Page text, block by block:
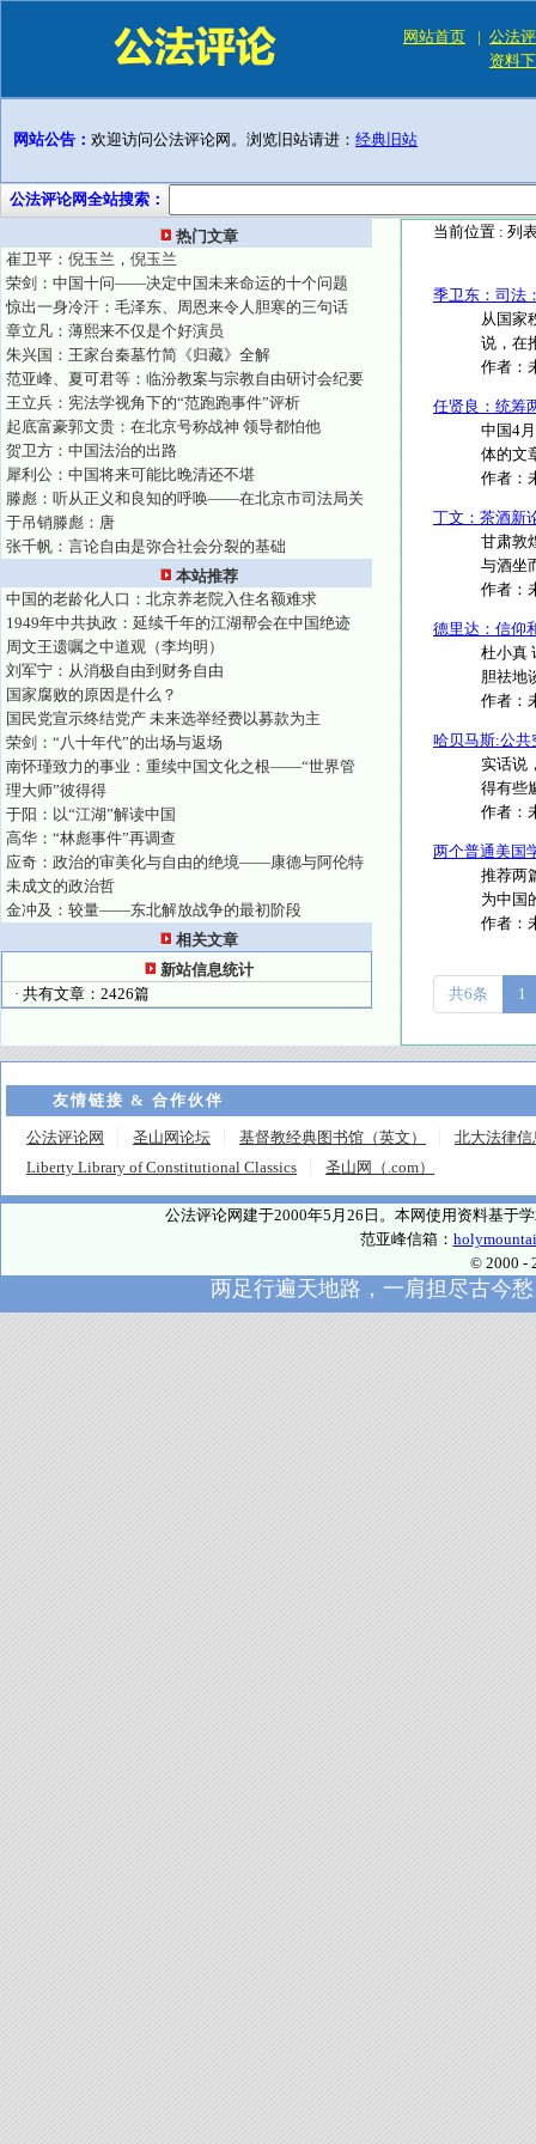
网站首页 | 公法
资料
网站公告： 欢迎访问公法评论网。浏览旧站请进： 经典旧站
公法评论网全站搜索：
热门文章
崔卫平：倪玉兰，倪玉兰
荣剑：中国十问——决定中国未来命运的十个问题
惊出一身冷汗：毛泽东、周恩来令人胆寒的三句话
章立凡：薄熙来不仅是个好演员
朱兴国：王家台秦墓竹简《归藏》全解
范亚峰、夏可君等：临汾教案与宗教自由研讨会纪要
王立兵：宪法学视角下的“范跑跑事件”评析
起底富豪郭文贵：在北京号称战神 领导都怕他
贺卫方：中国法治的出路
犀利公：中国将来可能比晚清还不堪
滕彪：听从正义和良知的呼唤——在北京市司法局关
于吊销滕彪：唐
张千帆：言论自由是弥合社会分裂的基础
本站推荐
中国的老龄化人口：北京养老院入住名额难求
1949年中共执政：延续千年的江湖帮会在中国绝迹
周文王遗嘱之中道观（李均明）
刘军宁：从消极自由到财务自由
国家腐败的原因是什么？
国民党宣示终结党产 未来选举经费以募款为主
荣剑：“八十年代”的出场与返场
南怀瑾致力的事业：重续中国文化之根——“世界管
理大师”彼得得
于阳：以“江湖”解读中国
高华：“林彪事件”再调查
应奇：政治的审美化与自由的绝境——康德与阿伦特
未成文的政治哲
金冲及：较量——东北解放战争的最初阶段
相关文章
新站信息统计
· 共有文章：2426篇
当前位置 : 列
季卫东：司法
从国家
说，在
作者：
任贤良：统筹
中国4
体的文
作者：
丁文：茶酒新
甘肃敦
与酒坐
作者：
德里达：信仰
杜小真
胆祛地
作者：
哈贝马斯:公
实话说
得有些
作者：
两个普通美国
推荐两
为中国
作者：
共6条 1
友情链接 & 合作伙伴
公法评论网 圣山网论坛 基督教经典图书馆（英文）
北大法律信
Liberty Library of Constitutional Classics
圣山网（.com）
公法评论网建于2000年5月26日。本网使用资料基于
范亚峰信箱：
© 2000 -
两足行遍天地路，一肩担尽古今